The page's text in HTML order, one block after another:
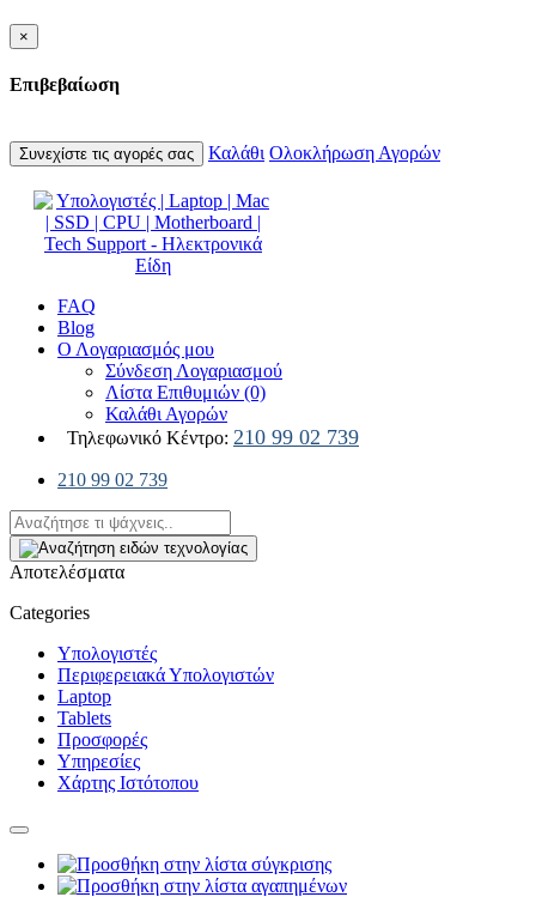
×
Επιβεβαίωση
Συνεχίστε τις αγορές σας Καλάθι Ολοκλήρωση Αγορών
FAQ
Blog
Ο Λογαριασμός μου
Σύνδεση Λογαριασμού
Λίστα Επιθυμιών (0)
Καλάθι Αγορών
Τηλεφωνικό Κέντρο: 210 99 02 739
210 99 02 739
Αποτελέσματα
Categories
Υπολογιστές
Περιφερειακά Υπολογιστών
Laptop
Tablets
Προσφορές
Υπηρεσίες
Χάρτης Ιστότοπου